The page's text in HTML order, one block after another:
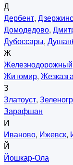
Д
Дербент,
Домодедово,
Дубоссары,
Ж
Железнодорожный
Житомир,
З
Златоуст,
Зарафшан
И
Иваново, Ижевск,
Й
Йошкар-Ола